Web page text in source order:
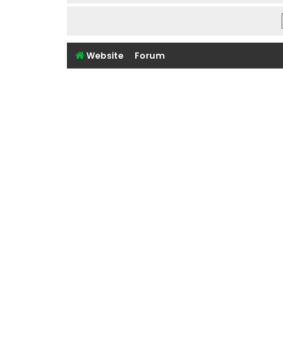
Website Forum